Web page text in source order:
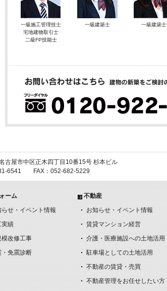
一級施工管理技士
宅地建物取引士
二級FP技能士
一級建築士 一級建築士
古屋市中区正木四丁目10番15号 杉本ビル
6541 FAX：052-682-5229
ーム
らせ・イベント情報
実績
模改修工事
・免震診断
不動産
お知らせ・イベント情報
賃貸マンション経営
介護・医療施設への土地活用
駐車場としての土地活用
不動産の賃貸・売買
不動産管理をお任せしたい方